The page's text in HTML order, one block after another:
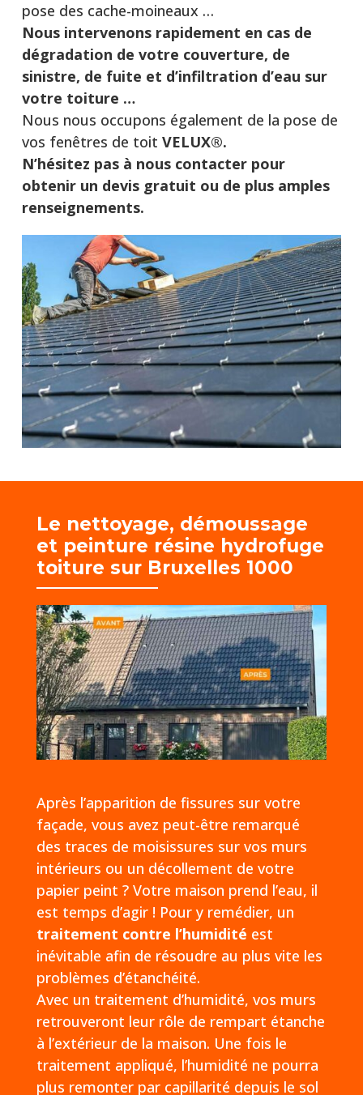
pose des cache-moineaux …
Nous intervenons rapidement en cas de
dégradation de votre couverture, de
sinistre, de fuite et d’infiltration d’eau sur
votre toiture …
Nous nous occupons également de la pose de
vos fenêtres de toit VELUX®.
N’hésitez pas à nous contacter pour
obtenir un devis gratuit ou de plus amples
renseignements.
Le nettoyage, démoussage
et peinture résine hydrofuge
toiture sur Bruxelles 1000
Après l’apparition de fissures sur votre
façade, vous avez peut-être remarqué
des traces de moisissures sur vos murs
intérieurs ou un décollement de votre
papier peint ? Votre maison prend l’eau, il
est temps d’agir ! Pour y remédier, un
traitement contre l’humidité est
inévitable afin de résoudre au plus vite les
problèmes d’étanchéité.
Avec un traitement d’humidité, vos murs
retrouveront leur rôle de rempart étanche
à l’extérieur de la maison. Une fois le
traitement appliqué, l’humidité ne pourra
plus remonter par capillarité depuis le sol